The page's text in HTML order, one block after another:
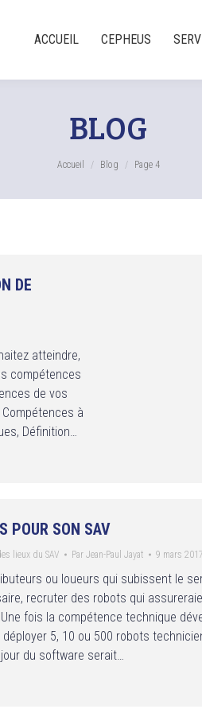
ACCUEIL CEPHEUS
BLOG
Accueil Blog Page 4
DE
atteindre,
compétences
de vos
à
Définition…
POUR SON SAV
lieux du SAV Par Jean-Paul Jayat 9 mars 2017
ou loueurs qui subissent le
recruter des robots qui
fois la compétence technique
5, 10 ou 500 robots
du software serait…